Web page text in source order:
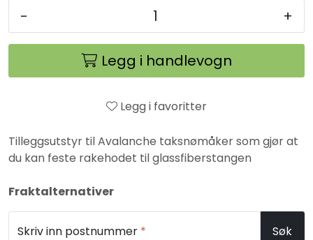
- +
Legg i handlevogn
Legg i favoritter
Tilleggsutstyr til Avalanche taksnømåker som gjør at
du kan feste rakehodet til glassfiberstangen
Fraktalternativer
Skriv inn postnummer * Søk